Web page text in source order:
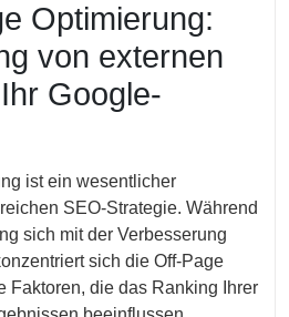
Optimierung:
von externen
Google-
ist ein wesentlicher
SEO-Strategie. Während
sich mit der Verbesserung
sich die Off-Page
Faktoren, die das Ranking Ihrer